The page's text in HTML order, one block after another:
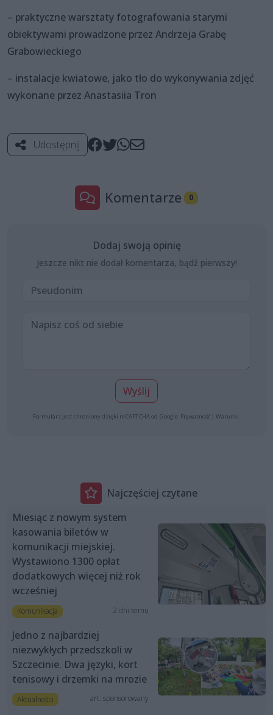
– praktyczne warsztaty fotografowania starymi
obiektywami prowadzone przez Andrzeja Grabę
Grabowieckiego
– instalacje kwiatowe, jako tło do wykonywania zdjęć
wykonane przez Anastasiia Tron
Udostępnij
Komentarze 0
Dodaj swoją opinię
Jeszcze nikt nie dodał komentarza, bądź pierwszy!
Wyślij
Formularz jest chroniony dzięki reCAPTCHA od Google: Prywatność | Warunki
Najczęściej czytane
Miesiąc z nowym system
kasowania biletów w
komunikacji miejskiej.
Wystawiono 1300 opłat
dodatkowych więcej niż rok
wcześniej
Komunikacja 2 dni temu
Jedno z najbardziej
niezwykłych przedszkoli w
Szczecinie. Dwa języki, kort
tenisowy i drzemki na mrozie
Aktualności art. sponsorowany